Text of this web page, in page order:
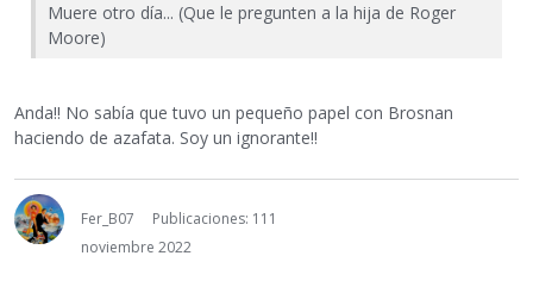
Muere otro día... (Que le pregunten a la hija de Roger
Moore)
Anda!! No sabía que tuvo un pequeño papel con Brosnan
haciendo de azafata. Soy un ignorante!!
Fer_B07
Publicaciones: 111
noviembre 2022